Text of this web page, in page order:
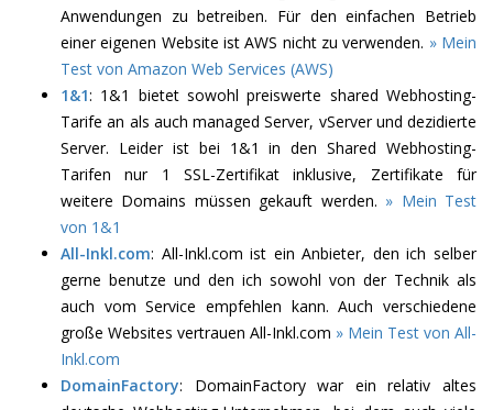
Anwendungen zu betreiben. Für den einfachen Betrieb
einer eigenen Website ist AWS nicht zu verwenden. » Mein
Test von Amazon Web Services (AWS)
1&1: 1&1 bietet sowohl preiswerte shared Webhosting-
Tarife an als auch managed Server, vServer und dezidierte
Server. Leider ist bei 1&1 in den Shared Webhosting-
Tarifen nur 1 SSL-Zertifikat inklusive, Zertifikate für
weitere Domains müssen gekauft werden. » Mein Test
von 1&1
All-Inkl.com: All-Inkl.com ist ein Anbieter, den ich selber
gerne benutze und den ich sowohl von der Technik als
auch vom Service empfehlen kann. Auch verschiedene
große Websites vertrauen All-Inkl.com » Mein Test von All-
Inkl.com
DomainFactory: DomainFactory war ein relativ altes